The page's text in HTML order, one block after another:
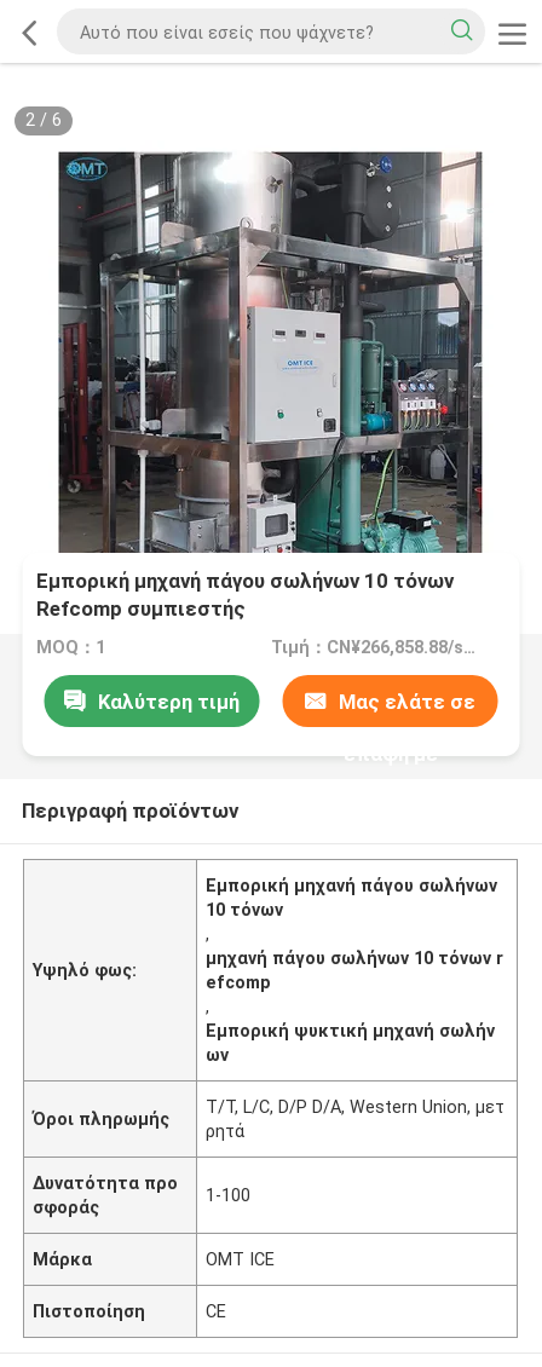
2/ 6
Εμπορική μηχανή πάγου σωλήνων 10 τόνων
Refcomp συμπιεστής
MOQ：1 Τιμή：CN¥266,858.88/sets 1-2 sets
Καλύτερη τιμή Μας ελάτε σε
επαφή με
Περιγραφή προϊόντων
Υψηλό φως:
Εμπορική μηχανή πάγου σωλήνων
10 τόνων
,
μηχανή πάγου σωλήνων 10 τόνων r
efcomp
,
Εμπορική ψυκτική μηχανή σωλήν
ων
Όροι πληρωμής
Τ/Τ, L/C, D/P D/A, Western Union, μετ
ρητά
Δυνατότητα προ
σφοράς
1-100
Μάρκα OMT ICE
Πιστοποίηση CE